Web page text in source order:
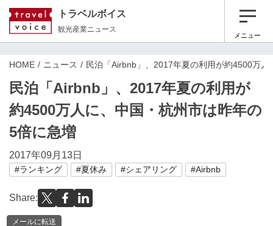
トラベルボイス
観光産業ニュース
メニュー
HOME ニュース 民泊「Airbnb」、2017年夏の利用が約4500万
民泊「Airbnb」、2017年夏の利用が
約4500万人に、中国・杭州市は昨年の
5倍に急増
2017年09月13日
#ランキング #夏休み #シェアリング #Airbnb
Share:
メールに転送